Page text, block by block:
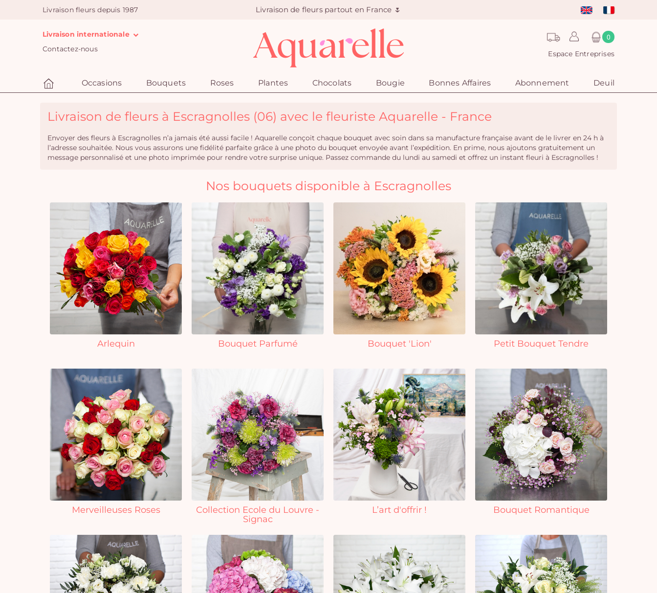
Livraison fleurs depuis 1987 Livraison de fleurs partout en France 🌷
Livraison internationale
Contactez-nous
0
Espace Entreprises
Occasions Bouquets Roses Plantes Chocolats Bougie Bonnes Affaires Abonnement Deuil
Livraison de fleurs à Escragnolles (06) avec le fleuriste Aquarelle - France
Envoyer des fleurs à Escragnolles n’a jamais été aussi facile ! Aquarelle conçoit chaque bouquet avec soin dans sa manufacture française avant de le livrer en 24 h à
l’adresse souhaitée. Nous vous assurons une fidélité parfaite grâce à une photo du bouquet envoyée avant l’expédition. En prime, nous ajoutons gratuitement un
message personnalisé et une photo imprimée pour rendre votre surprise unique. Passez commande du lundi au samedi et offrez un instant fleuri à Escragnolles !
Nos bouquets disponible à Escragnolles
Arlequin Bouquet Parfumé Bouquet 'Lion' Petit Bouquet Tendre
Merveilleuses Roses
Collection Ecole du Louvre -
Signac
L’art d'offrir ! Bouquet Romantique